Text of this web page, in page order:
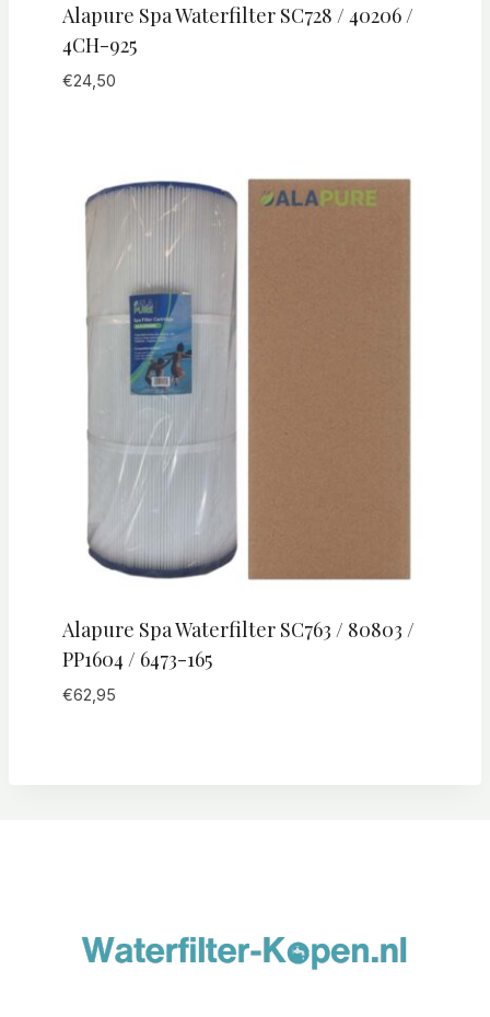
Alapure Spa Waterfilter SC728 / 40206 /
4CH-925
€24,50
Alapure Spa Waterfilter SC763 / 80803 /
PP1604 / 6473-165
€62,95